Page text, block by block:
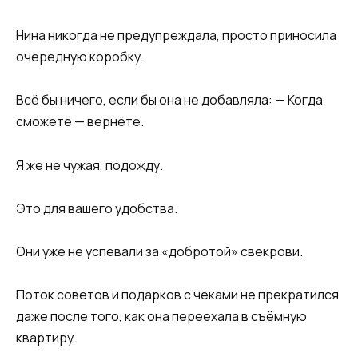
Нина никогда не предупреждала, просто приносила
очередную коробку.
Всё бы ничего, если бы она не добавляла: — Когда
сможете — вернёте.
Я же не чужая, подожду.
Это для вашего удобства.
Они уже не успевали за «добротой» свекрови.
Поток советов и подарков с чеками не прекратился
даже после того, как она переехала в съёмную
квартиру.